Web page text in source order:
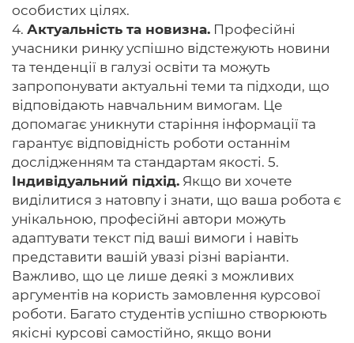
особистих цілях.
4. Актуальність та новизна. Професійні
учасники ринку успішно відстежують новини
та тенденції в галузі освіти та можуть
запропонувати актуальні теми та підходи, що
відповідають навчальним вимогам. Це
допомагає уникнути старіння інформації та
гарантує відповідність роботи останнім
дослідженням та стандартам якості. 5.
Індивідуальний підхід. Якщо ви хочете
виділитися з натовпу і знати, що ваша робота є
унікальною, професійні автори можуть
адаптувати текст під ваші вимоги і навіть
представити вашій увазі різні варіанти.
Важливо, що це лише деякі з можливих
аргументів на користь замовлення курсової
роботи. Багато студентів успішно створюють
якісні курсові самостійно, якщо вони